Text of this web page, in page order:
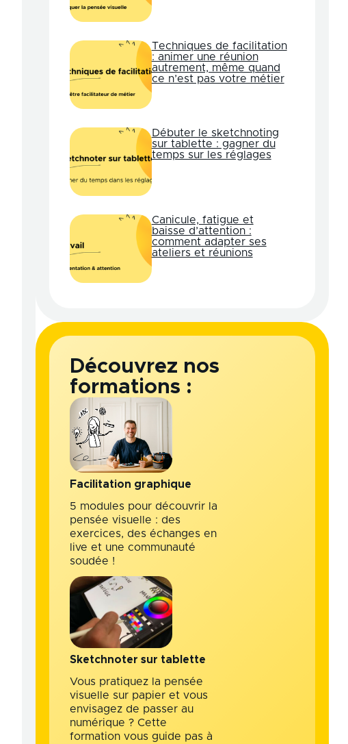
Techniques de facilitation
: animer une réunion
autrement, même quand
ce n’est pas votre métier
Débuter le sketchnoting
sur tablette : gagner du
temps sur les réglages
Canicule, fatigue et
baisse d’attention :
comment adapter ses
ateliers et réunions
Découvrez nos
formations :
Facilitation graphique
5 modules pour découvrir la
pensée visuelle : des
exercices, des échanges en
live et une communauté
soudée !
Sketchnoter sur tablette
Vous pratiquez la pensée
visuelle sur papier et vous
envisagez de passer au
numérique ? Cette
formation vous guide pas à